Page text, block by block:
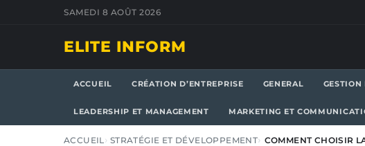
SAMEDI 8 AOÛT 2026
ELITE INFORM
ACCUEIL CRÉATION D’ENTREPRISE GENERAL GESTION
LEADERSHIP ET MANAGEMENT MARKETING ET
ACCUEIL STRATÉGIE ET DÉVELOPPEMENT COMMENT CHOISIR